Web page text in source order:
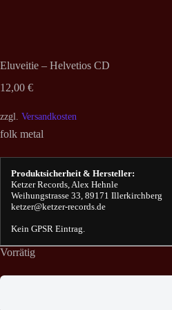
Eluveitie – Helvetios CD
12,00 €
zzgl. Versandkosten
folk metal
Produktsicherheit & Hersteller:
Ketzer Records, Alex Hehnle
Weihungstrasse 33, 89171 Illerkirchberg
ketzer@ketzer-records.de
Kein GPSR Eintrag.
Vorrätig